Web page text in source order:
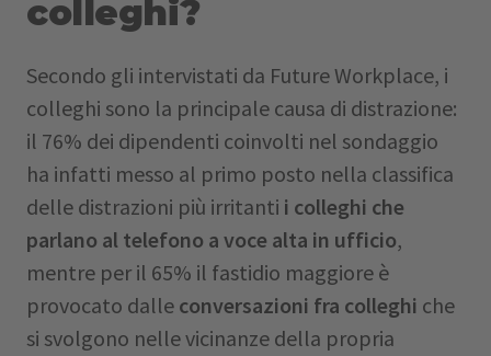
colleghi?
Secondo gli intervistati da Future Workplace, i
colleghi sono la principale causa di distrazione:
il 76% dei dipendenti coinvolti nel sondaggio
ha infatti messo al primo posto nella classifica
delle distrazioni più irritanti i colleghi che
parlano al telefono a voce alta in ufficio,
mentre per il 65% il fastidio maggiore è
provocato dalle conversazioni fra colleghi che
si svolgono nelle vicinanze della propria